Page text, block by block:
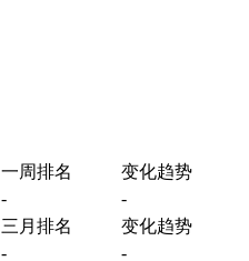
一周排名
变化趋势
-
-
三月排名
变化趋势
- -